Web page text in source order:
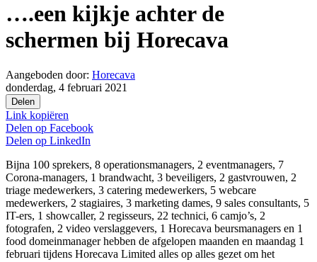
….een kijkje achter de
schermen bij Horecava
Aangeboden door: Horecava
donderdag, 4 februari 2021
Delen
Link kopiëren
Delen op Facebook
Delen op LinkedIn
Bijna 100 sprekers, 8 operationsmanagers, 2 eventmanagers, 7
Corona-managers, 1 brandwacht, 3 beveiligers, 2 gastvrouwen, 2
triage medewerkers, 3 catering medewerkers, 5 webcare
medewerkers, 2 stagiaires, 3 marketing dames, 9 sales consultants, 5
IT-ers, 1 showcaller, 2 regisseurs, 22 technici, 6 camjo’s, 2
fotografen, 2 video verslaggevers, 1 Horecava beursmanagers en 1
food domeinmanager hebben de afgelopen maanden en maandag 1
februari tijdens Horecava Limited alles op alles gezet om het